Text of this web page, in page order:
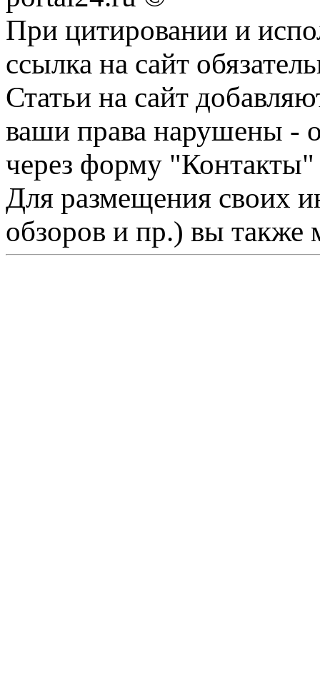
При цитировании и
ссылка на сайт
Статьи на сайт
ваши права нарушены -
через форму "Контакты"
Для размещения своих
обзоров и пр.) вы также